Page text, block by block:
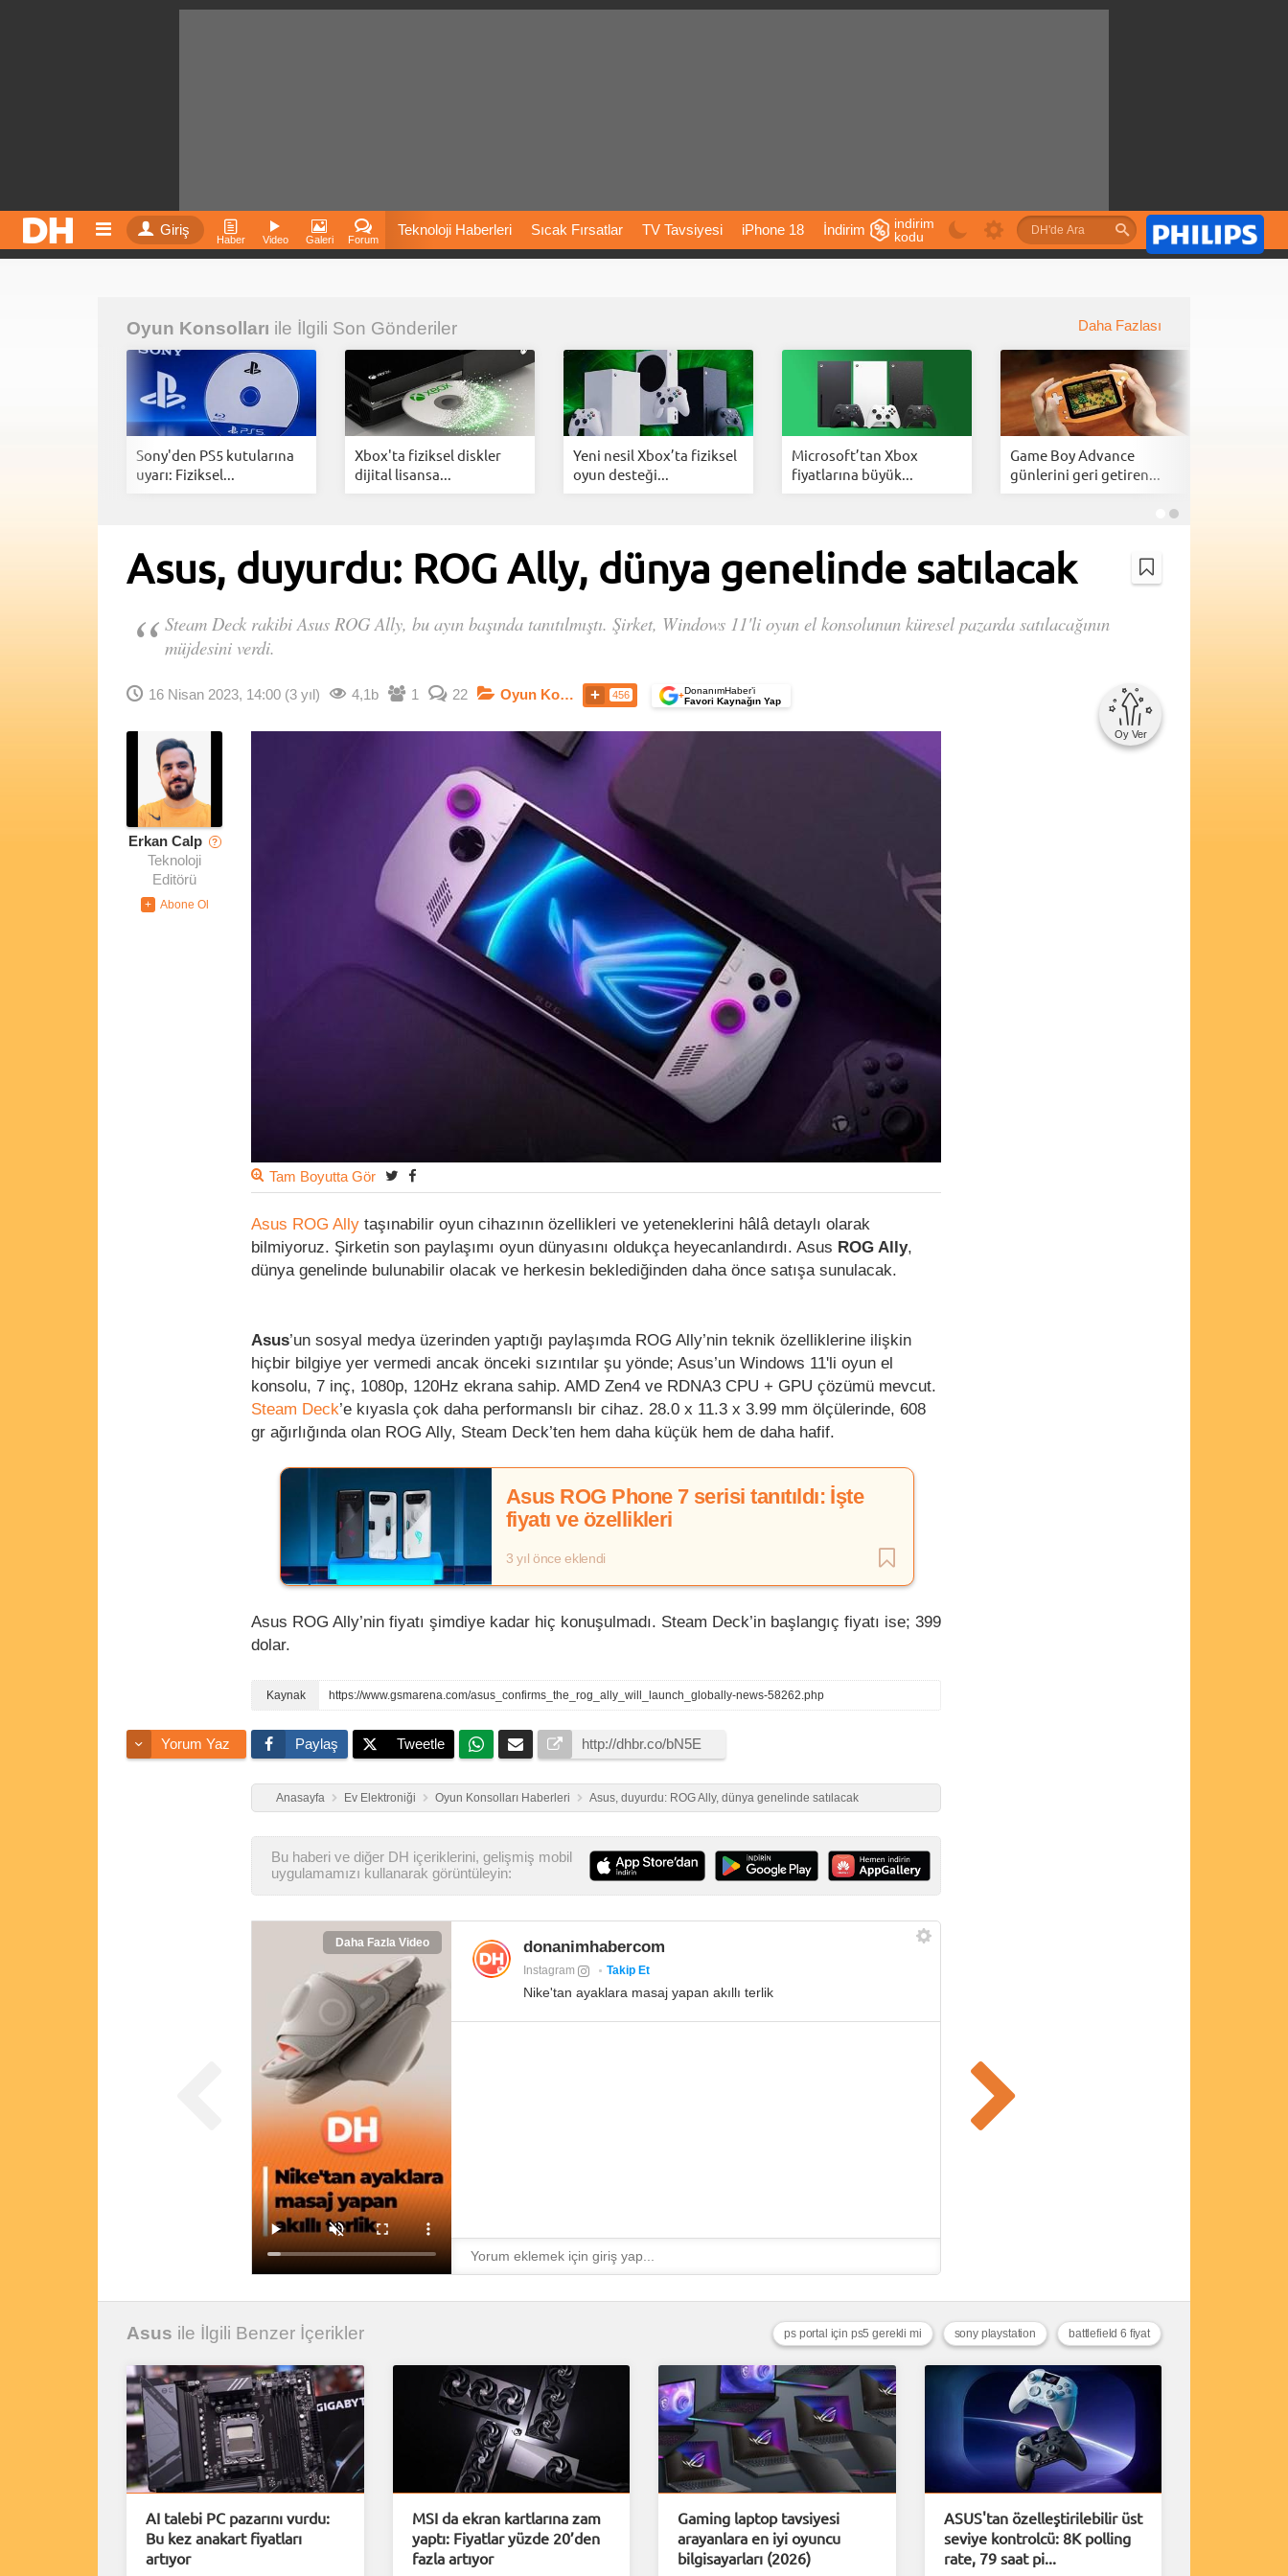
Giriş
Haber Video Galeri Forum
Teknoloji Haberleri Sıcak Fırsatlar TV Tavsiyesi iPhone 18 İndirim
Fiyatları
İnstagram Dondurma İnstagram Çöktü Mü
indirim
kodu
Oyun Konsolları ile İlgili Son Gönderiler Daha Fazlası
Sony'den PS5 kutularına
uyarı: Fiziksel...
Xbox'ta fiziksel diskler
dijital lisansa...
Yeni nesil Xbox’ta fiziksel
oyun desteği...
Microsoft’tan Xbox
fiyatlarına büyük...
Game Boy Advance
günlerini geri getiren...
Asus, duyurdu: ROG Ally, dünya genelinde satılacak
Steam Deck rakibi Asus ROG Ally, bu ayın başında tanıtılmıştı. Şirket, Windows 11'li oyun el konsolunun küresel pazarda satılacağının
müjdesini verdi.
16 Nisan 2023, 14:00 (3 yıl) 4,1b 1 22 Oyun Konsolları 456 +DonanımHaber’i
Favori Kaynağın Yap
Oy Ver
Erkan Calp ?
Teknoloji
Editörü
Tam Boyutta Gör
Asus ROG Ally taşınabilir oyun cihazının özellikleri ve yeteneklerini hâlâ detaylı olarak
bilmiyoruz. Şirketin son paylaşımı oyun dünyasını oldukça heyecanlandırdı. Asus ROG Ally,
dünya genelinde bulunabilir olacak ve herkesin beklediğinden daha önce satışa sunulacak.
Asus’un sosyal medya üzerinden yaptığı paylaşımda ROG Ally’nin teknik özelliklerine ilişkin
hiçbir bilgiye yer vermedi ancak önceki sızıntılar şu yönde; Asus’un Windows 11'li oyun el
konsolu, 7 inç, 1080p, 120Hz ekrana sahip. AMD Zen4 ve RDNA3 CPU + GPU çözümü mevcut.
Steam Deck’e kıyasla çok daha performanslı bir cihaz. 28.0 x 11.3 x 3.99 mm ölçülerinde, 608
gr ağırlığında olan ROG Ally, Steam Deck’ten hem daha küçük hem de daha hafif.
Asus ROG Phone 7 serisi tanıtıldı: İşte
fiyatı ve özellikleri
3 yıl önce eklendi
Asus ROG Ally’nin fiyatı şimdiye kadar hiç konuşulmadı. Steam Deck’in başlangıç fiyatı ise; 399
dolar.
https://www.gsmarena.com/asus_confirms_the_rog_ally_will_launch_globally-news-58262.php
Yorum Yaz Paylaş Tweetle
Anasayfa Ev Elektroniği Oyun Konsolları Haberleri Asus, duyurdu: ROG Ally, dünya genelinde satılacak
Bu haberi ve diğer DH içeriklerini, gelişmiş mobil
uygulamamızı kullanarak görüntüleyin:
Daha Fazla Video donanimhabercom
Instagram Takip Et
Nike'tan ayaklara masaj yapan akıllı terlik
Asus ile İlgili Benzer İçerikler battlefield 6 fiyat
sony playstation
ps portal için ps5 gerekli mi
AI talebi PC pazarını vurdu:
Bu kez anakart fiyatları
artıyor
MSI da ekran kartlarına zam
yaptı: Fiyatlar yüzde 20’den
fazla artıyor
Gaming laptop tavsiyesi
arayanlara en iyi oyuncu
bilgisayarları (2026)
ASUS'tan özelleştirilebilir üst
seviye kontrolcü: 8K polling
rate, 79 saat pi...